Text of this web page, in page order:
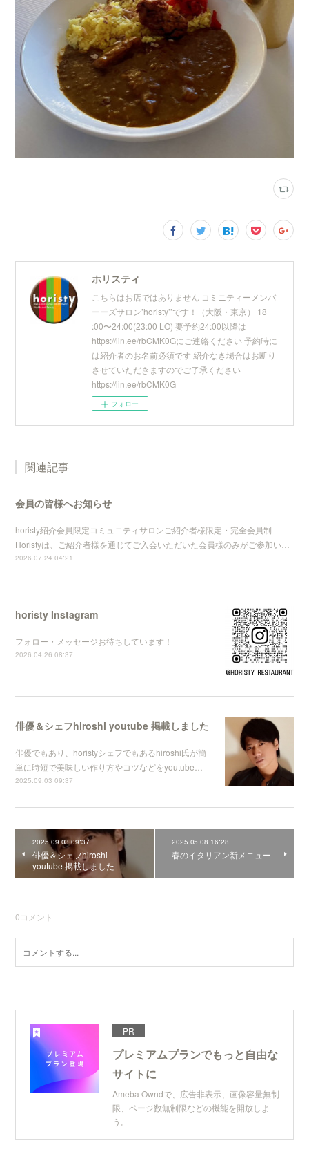
ホリスティ
こちらはお店ではありません コミニティーメンバ
ーーズサロン’horisty’’です！（大阪・東京） 18
:00〜24:00(23:00 LO) 要予約24:00以降は
https://lin.ee/rbCMK0Gにご連絡ください 予約時に
は紹介者のお名前必須です 紹介なき場合はお断り
させていただきますのでご了承ください
https://lin.ee/rbCMK0G
フォロー
関連記事
会員の皆様へお知らせ
horisty紹介会員限定コミュニティサロンご紹介者様限定・完全会員制
Horistyは、ご紹介者様を通じてご入会いただいた会員様のみがご参加い…
2026.07.24 04:21
horisty Instagram
フォロー・メッセージお待ちしています！
2026.04.26 08:37
俳優＆シェフhiroshi youtube 掲載しました
俳優でもあり、horistyシェフでもあるhiroshi氏が簡
単に時短で美味しい作り方やコツなどをyoutube…
2025.09.03 09:37
2025.09.03 09:37
俳優＆シェフhiroshi
youtube 掲載しました
2025.05.08 16:28
春のイタリアン新メニュー
0コメント
PR
プレミアムプランでもっと自由な
サイトに
Ameba Owndで、広告非表示、画像容量無制
限、ページ数無制限などの機能を開放しよ
う。